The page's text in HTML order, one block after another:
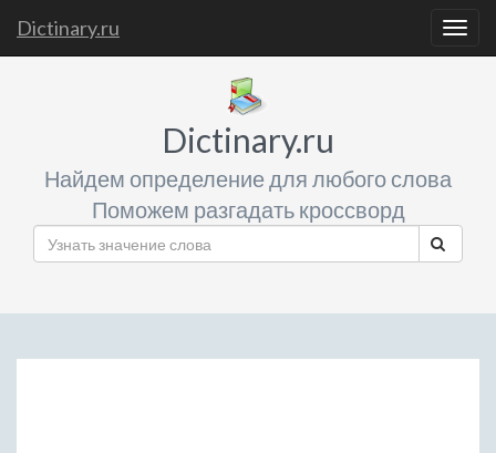
Dictinary.ru
Dictinary.ru
Найдем определение для любого слова
Поможем разгадать кроссворд